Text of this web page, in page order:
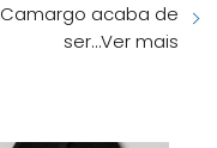
Camargo acaba de
ser…Ver mais